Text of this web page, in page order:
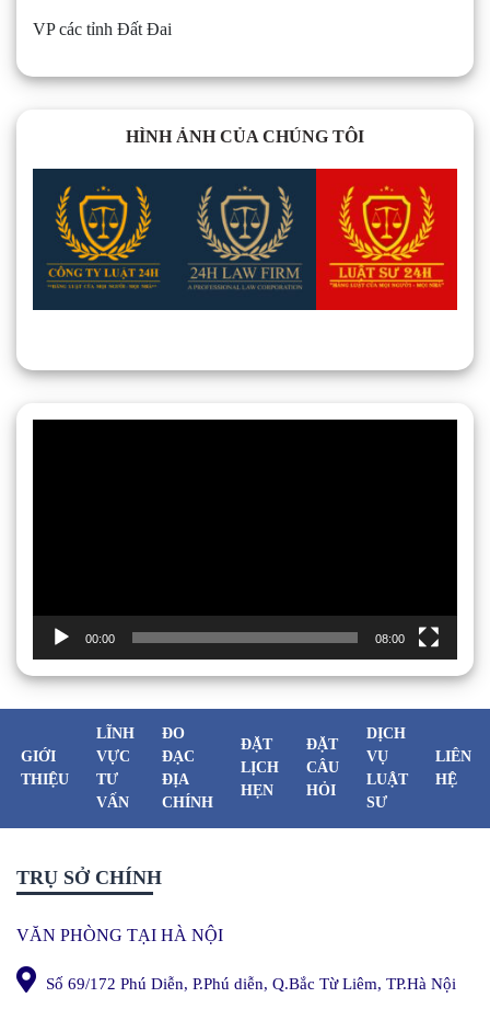
VP các tỉnh Đất Đai
HÌNH ẢNH CỦA CHÚNG TÔI
00:00 08:00
GIỚI
THIỆU
LĨNH
VỰC
TƯ
VẤN
ĐO
ĐẠC
ĐỊA
CHÍNH
ĐẶT
LỊCH
HẸN
ĐẶT
CÂU
HỎI
DỊCH
VỤ
LUẬT
SƯ
LIÊN
HỆ
TRỤ SỞ CHÍNH
VĂN PHÒNG TẠI HÀ NỘI
Số 69/172 Phú Diễn, P.Phú diễn, Q.Bắc Từ Liêm, TP.Hà Nội